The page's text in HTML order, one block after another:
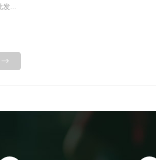
发...